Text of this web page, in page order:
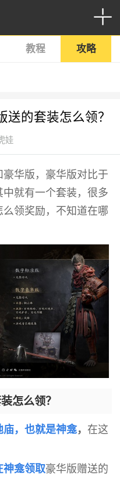
教程 攻略
送的套装怎么领？
娃
华版，豪华版对比于
就有一个套装，很多
领奖励，不知道在哪
怎么领？
庙，也就是神龛， 在这
神龛领取豪华版赠送的